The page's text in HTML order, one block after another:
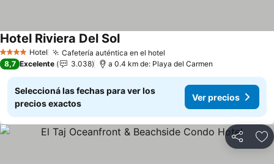
4 EstrellasHotel Cafetería auténtica en el hotel
Hotel Riviera Del Sol
8,7 Excelente 3.038 a 0.4 km de: Playa del Carmen
Seleccioná las fechas para ver los
precios exactos
Ver precios
Compartir